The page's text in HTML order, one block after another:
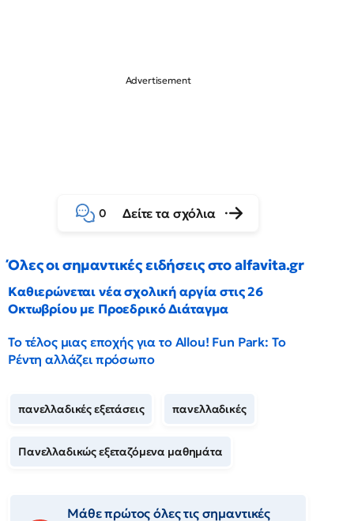
0 Δείτε τα σχόλια
Όλες οι σημαντικές ειδήσεις στο alfavita.gr
Καθιερώνεται νέα σχολική αργία στις 26
Οκτωβρίου με Προεδρικό Διάταγμα
Το τέλος μιας εποχής για το Allou! Fun Park: Το
Ρέντη αλλάζει πρόσωπο
πανελλαδικές εξετάσεις πανελλαδικές
Πανελλαδικώς εξεταζόμενα μαθημάτα
Μάθε πρώτος όλες τις σημαντικές